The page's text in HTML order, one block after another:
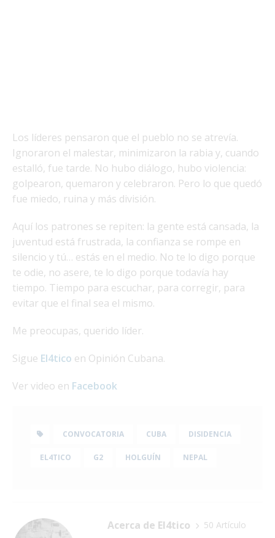
Los líderes pensaron que el pueblo no se atrevía.
Ignoraron el malestar, minimizaron la rabia y, cuando
estalló, fue tarde. No hubo diálogo, hubo violencia:
golpearon, quemaron y celebraron. Pero lo que quedó
fue miedo, ruina y más división.
Aquí los patrones se repiten: la gente está cansada, la
juventud está frustrada, la confianza se rompe en
silencio y tú… estás en el medio. No te lo digo porque
te odie, no asere, te lo digo porque todavía hay
tiempo. Tiempo para escuchar, para corregir, para
evitar que el final sea el mismo.
Me preocupas, querido líder.
Sigue El4tico en Opinión Cubana.
Ver video en Facebook
CONVOCATORIA CUBA DISIDENCIA
EL4TICO G2 HOLGUÍN NEPAL
Acerca de El4tico
50 Artículo